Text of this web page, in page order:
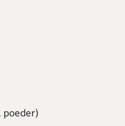
poeder)